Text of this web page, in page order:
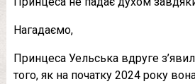
Нагадаємо,
Принцеса Уельська вдруге
того, як на початку 2024 року